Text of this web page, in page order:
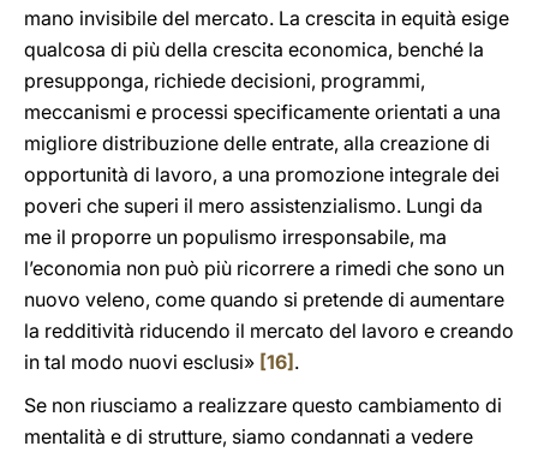
mano invisibile del mercato. La crescita in equità esige
qualcosa di più della crescita economica, benché la
presupponga, richiede decisioni, programmi,
meccanismi e processi specificamente orientati a una
migliore distribuzione delle entrate, alla creazione di
opportunità di lavoro, a una promozione integrale dei
poveri che superi il mero assistenzialismo. Lungi da
me il proporre un populismo irresponsabile, ma
l’economia non può più ricorrere a rimedi che sono un
nuovo veleno, come quando si pretende di aumentare
la redditività riducendo il mercato del lavoro e creando
in tal modo nuovi esclusi» [16] .
Se non riusciamo a realizzare questo cambiamento di
mentalità e di strutture, siamo condannati a vedere